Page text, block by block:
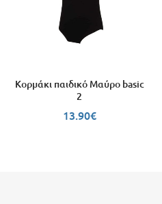
Κορμάκι παιδικό Μαύρο basic
2
13.90€